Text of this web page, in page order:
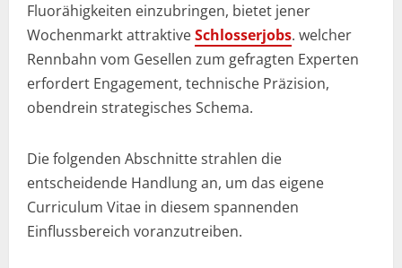
Fluorähigkeiten einzubringen, bietet jener
Wochenmarkt attraktiveSchlosserjobs. welcher
Rennbahn vom Gesellen zum gefragten Experten
erfordert Engagement, technische Präzision,
obendrein strategisches Schema.
Die folgenden Abschnitte strahlen die
entscheidende Handlung an, um das eigene
Curriculum Vitae in diesem spannenden
Einflussbereich voranzutreiben.